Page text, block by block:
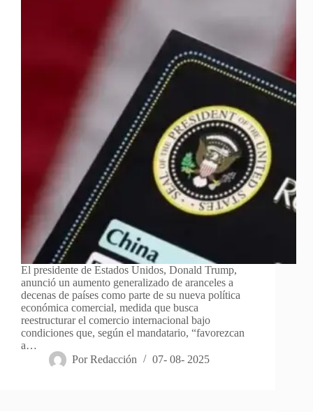
El presidente de Estados Unidos, Donald Trump,
anunció un aumento generalizado de aranceles a
decenas de países como parte de su nueva política
económica comercial, medida que busca
reestructurar el comercio internacional bajo
condiciones que, según el mandatario, “favorezcan
a…
Por Redacción 07- 08- 2025